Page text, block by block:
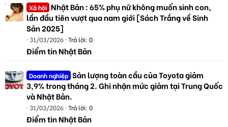
Xã hội Nhật Bản : 65% phụ nữ không muốn sinh con,
lần đầu tiên vượt qua nam giới [Sách Trắng về Sinh
Sản 2025]
31/03/2026 Trả lời: 0
Điểm tin Nhật Bản
Doanh nghiệp Sản lượng toàn cầu của Toyota giảm
3,9% trong tháng 2. Ghi nhận mức giảm tại Trung Quốc
và Nhật Bản.
31/03/2026 Trả lời: 0
Điểm tin Nhật Bản